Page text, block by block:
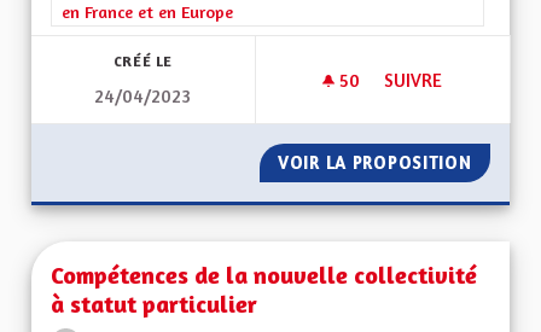
en France et en Europe
CRÉÉ LE
24/04/2023
50 50 ABONNÉS
SUIVRE
VOIR LA PROPOSITION
Compétences de la nouvelle collectivité
à statut particulier